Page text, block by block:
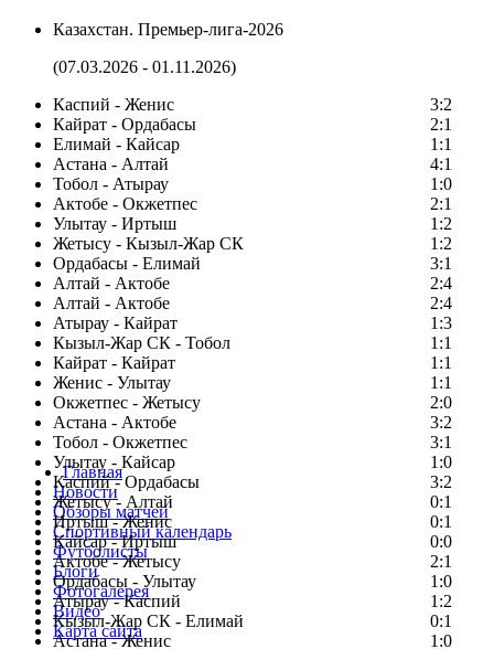
Казахстан. Премьер-лига-2026
(07.03.2026 - 01.11.2026)
Каспий - Женис
3:2
Кайрат - Ордабасы
2:1
Елимай - Кайсар
1:1
Астана - Алтай
4:1
Тобол - Атырау
1:0
Актобе - Окжетпес
2:1
Улытау - Иртыш
1:2
Жетысу - Кызыл-Жар СК
1:2
Ордабасы - Елимай
3:1
Алтай - Актобе
2:4
Алтай - Актобе
2:4
Атырау - Кайрат
1:3
Кызыл-Жар СК - Тобол
1:1
Кайрат - Кайрат
1:1
Женис - Улытау
1:1
Окжетпес - Жетысу
2:0
Астана - Актобе
3:2
Тобол - Окжетпес
3:1
Улытау - Кайсар
1:0
Каспий - Ордабасы
3:2
Жетысу - Алтай
0:1
Иртыш - Женис
0:1
Кайсар - Иртыш
0:0
Актобе - Жетысу
2:1
Ордабасы - Улытау
1:0
Атырау - Каспий
1:2
Кызыл-Жар СК - Елимай
0:1
Астана - Женис
1:0
Главная
Новости
Обзоры матчей
Спортивный календарь
Футболисты
Блоги
Фотогалерея
Видео
Карта сайта